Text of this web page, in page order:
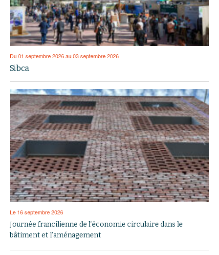
Du 01 septembre 2026 au 03 septembre 2026
Sibca
Le 16 septembre 2026
Journée francilienne de l’économie circulaire dans le
bâtiment et l’aménagement